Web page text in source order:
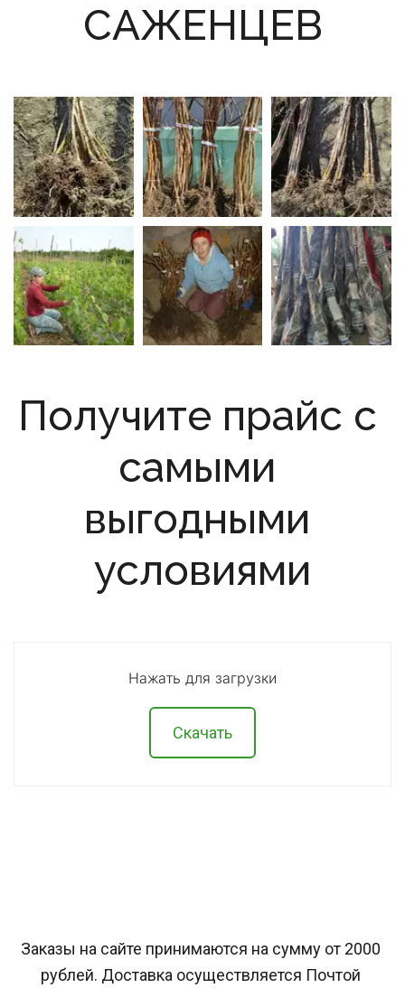
САЖЕНЦЕВ
Получите прайс с
самыми
выгодными
условиями
Нажать для загрузки
Скачать
Заказы на сайте принимаются на сумму от 2000
рублей. Доставка осуществляется Почтой